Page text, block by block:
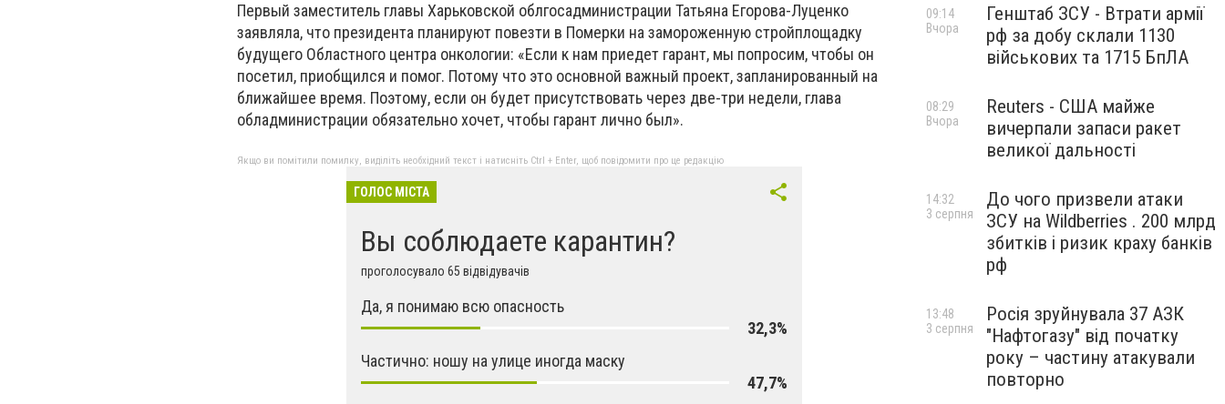
Первый заместитель главы Харьковской облгосадминистрации Татьяна Егорова-Луценко
заявляла, что президента планируют повезти в Померки на замороженную стройплощадку
будущего Областного центра онкологии: «Если к нам приедет гарант, мы попросим, чтобы он
посетил, приобщился и помог. Потому что это основной важный проект, запланированный на
ближайшее время. Поэтому, если он будет присутствовать через две-три недели, глава
обладминистрации обязательно хочет, чтобы гарант лично был».
Якщо ви помітили помилку, виділіть необхідний текст і натисніть Ctrl + Enter, щоб повідомити про це редакцію
ГОЛОС МІСТА
Вы соблюдаете карантин?
проголосувало 65 відвідувачів
Да, я понимаю всю опасность
32,3%
Частично: ношу на улице иногда маску
47,7%
Генштаб ЗСУ - Втрати армії
рф за добу склали 1130
військових та 1715 БпЛА
09:14
Вчора
Reuters - США майже
вичерпали запаси ракет
великої дальності
08:29
Вчора
До чого призвели атаки
ЗСУ на Wildberries . 200 млрд
збитків і ризик краху банків
рф
14:32
3 серпня
Росія зруйнувала 37 АЗК
"Нафтогазу" від початку
року – частину атакували
повторно
13:48
3 серпня